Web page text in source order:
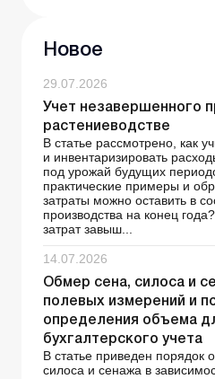
Новое
29.07.2026
Учет незавершенного
растениеводстве
В статье рассмотрено, как
и инвентаризировать
под урожай будущих
практические примеры и
затраты можно оставить в
производства на конец
затрат завыш...
14.07.2026
Обмер сена, силоса и
полевых измерений и
определения объема
бухгалтерского учета
В статье приведен порядок
силоса и сенажа в